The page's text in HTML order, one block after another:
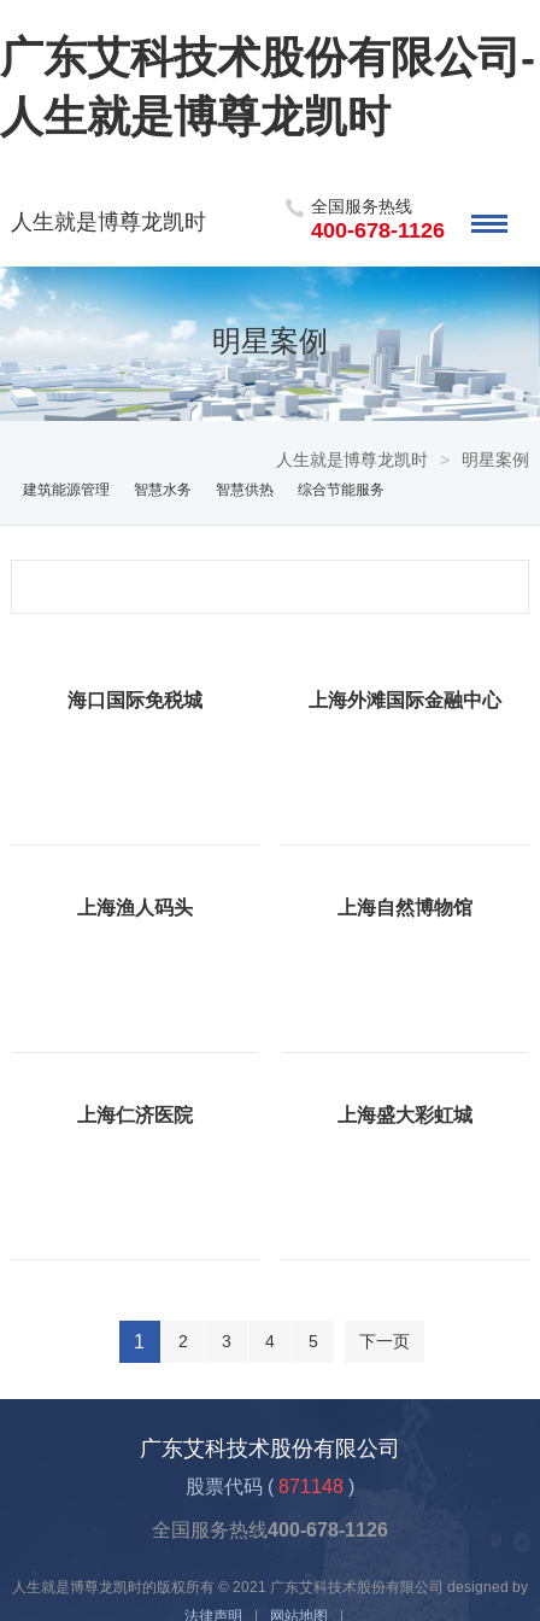
广东艾科技术股份有限公司-
人生就是博尊龙凯时
人生就是博尊龙凯时
全国服务热线
400-678-1126
明星案例
人生就是博尊龙凯时 > 明星案例
建筑能源管理 智慧水务 智慧供热 综合节能服务
海口国际免税城 上海外滩国际金融中心
上海渔人码头 上海自然博物馆
上海仁济医院 上海盛大彩虹城
1 2 3 4 5 下一页
广东艾科技术股份有限公司
股票代码 ( 871148 )
全国服务热线400-678-1126
人生就是博尊龙凯时的版权所有 © 2021 广东艾科技术股份有限公司 designed by
法律声明
网站地图